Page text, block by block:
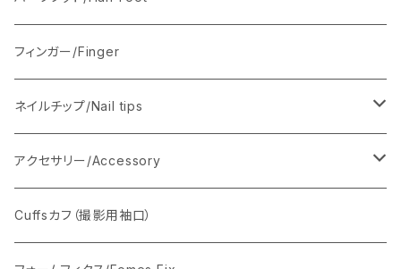
ワイヤーなし
ワイヤーなし
フィンガー/Finger
ネイルチップ/Nail tips
ベーシックネイルチップ
フルハンド用セット350枚
ハーフハンド用セット250枚
ソフトジェルネイルチップ
アクセサリー/Accessory
ホルダー/スタンド
Cuffsカフ（撮影用袖口）